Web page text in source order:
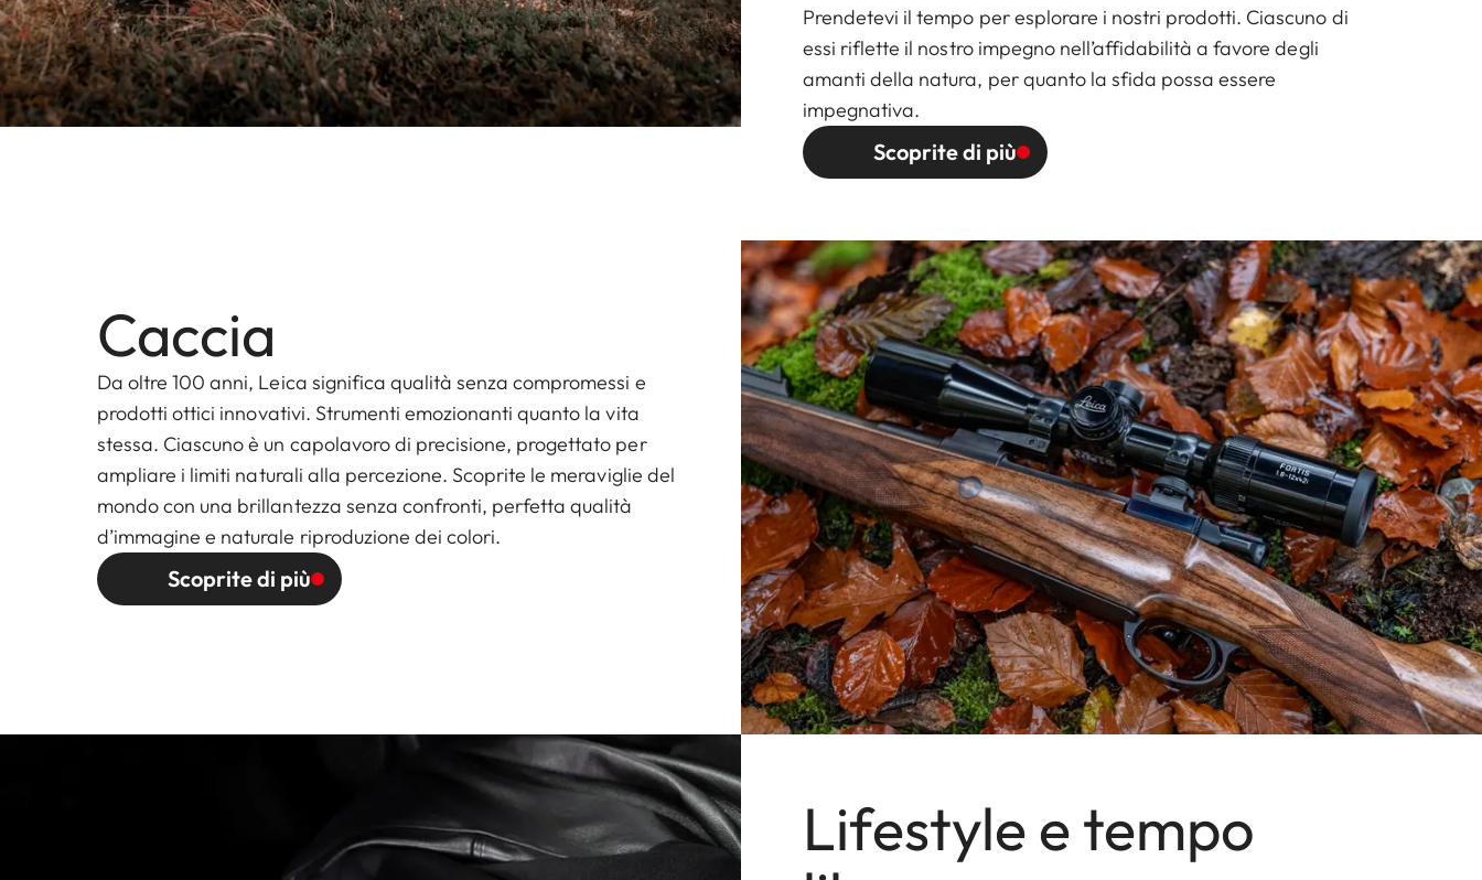
Prendetevi il tempo per esplorare i nostri prodotti. Ciascuno di
essi riflette il nostro impegno nell’affidabilità a favore degli
amanti della natura, per quanto la sfida possa essere
impegnativa.
Scoprite di più
Caccia
Da oltre 100 anni, Leica significa qualità senza compromessi e
prodotti ottici innovativi. Strumenti emozionanti quanto la vita
stessa. Ciascuno è un capolavoro di precisione, progettato per
ampliare i limiti naturali alla percezione. Scoprite le meraviglie del
mondo con una brillantezza senza confronti, perfetta qualità
d’immagine e naturale riproduzione dei colori.
Scoprite di più
Lifestyle e tempo